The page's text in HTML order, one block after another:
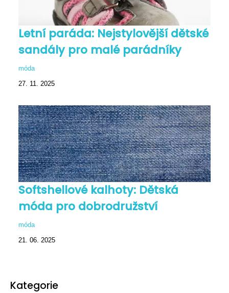
Letní paráda: Nejstylovější dětské
sandály pro malé parádníky
móda
27. 11. 2025
Softshellové kalhoty: Dětská
móda pro dobrodružství
móda
21. 06. 2025
Kategorie